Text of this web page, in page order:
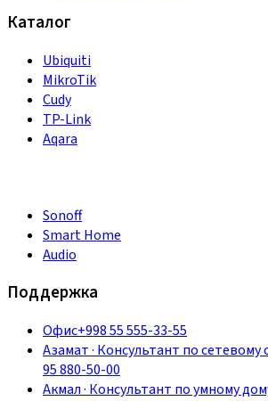
Каталог
Ubiquiti
MikroTik
Cudy
TP-Link
Aqara
Sonoff
Smart Home
Audio
Поддержка
Офис+998 55 555-33-55
Азамат· Консультант по
95 880-50-00
Акмал· Консультант по умному